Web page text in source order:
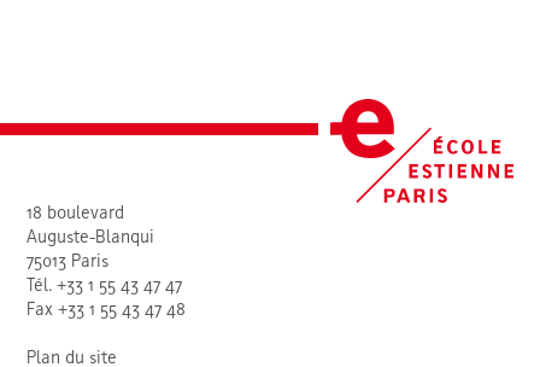
18 boulevard
Auguste-Blanqui
75013 Paris
Tél. +33 1 55 43 47 47
Fax +33 1 55 43 47 48
Plan du site